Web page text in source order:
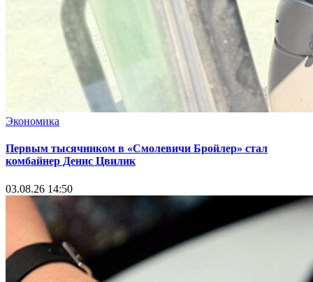
Экономика
Первым тысячником в «Смолевичи Бройлер» стал
комбайнер Денис Цвилик
03.08.26 14:50